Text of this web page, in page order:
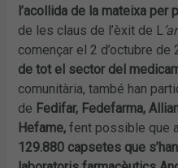
l’acollida de la mateixa per
de les claus de l’èxit de L
començar el 2 d’octubre de
de tot el sector del
comunitària, també han
de Fedifar, Fedefarma,
Hefame, fent possible que
129.880 capsetes que